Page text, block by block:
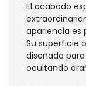
El acabado
apariencia es
Su superficie
diseñada
ocultando